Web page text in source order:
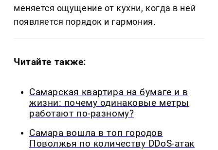
меняется ощущение от кухни, когда в ней
появляется порядок и гармония.
Читайте также:
Самарская квартира на бумаге и в
жизни: почему одинаковые метры
работают по-разному?
Самара вошла в топ городов
Поволжья по количеству DDoS-атак